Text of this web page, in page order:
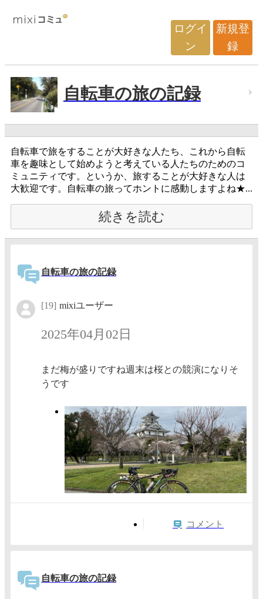
ログイ
ン
新規登
録
自転車の旅の記録
自転車で旅をすることが大好きな人たち、これから自転
車を趣味として始めようと考えている人たちのためのコ
ミュニティです。というか、旅することが大好きな人は
大歓迎です。自転車の旅ってホントに感動しますよね★...
続きを読む
自転車の旅の記録
[19] mixiユーザー
2025年04月02日
まだ梅が盛りですね週末は桜との競演になりそ
うです
コメント
自転車の旅の記録